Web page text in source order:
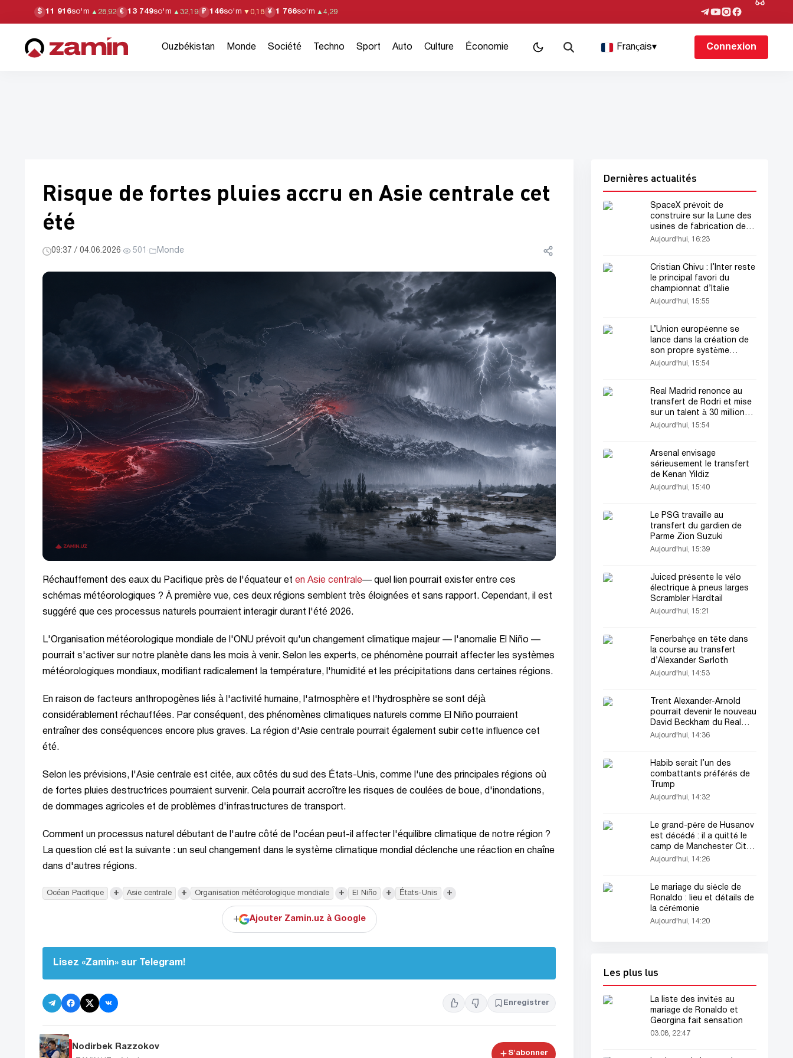
$ 11 916so'm ▲ 28,92 € 13 749so'm ▲ 32,19 ₽ 146so'm ▼ 0,18 ¥ 1 766so'm ▲ 4,29
Ouzbékistan Monde Société Techno Sport Auto Culture Économie Français▾ Connexion
Risque de fortes pluies accru en Asie centrale cet
été
09:37 / 04.06.2026· 501 · Monde
Réchauffement des eaux du Pacifique près de l'équateur et en Asie centrale— quel lien pourrait exister entre ces
schémas météorologiques ? À première vue, ces deux régions semblent très éloignées et sans rapport. Cependant, il est
suggéré que ces processus naturels pourraient interagir durant l'été 2026.
L'Organisation météorologique mondiale de l'ONU prévoit qu'un changement climatique majeur — l'anomalie El Niño —
pourrait s'activer sur notre planète dans les mois à venir. Selon les experts, ce phénomène pourrait affecter les systèmes
météorologiques mondiaux, modifiant radicalement la température, l'humidité et les précipitations dans certaines régions.
En raison de facteurs anthropogènes liés à l'activité humaine, l'atmosphère et l'hydrosphère se sont déjà
considérablement réchauffées. Par conséquent, des phénomènes climatiques naturels comme El Niño pourraient
entraîner des conséquences encore plus graves. La région d'Asie centrale pourrait également subir cette influence cet
été.
Selon les prévisions, l'Asie centrale est citée, aux côtés du sud des États-Unis, comme l'une des principales régions où
de fortes pluies destructrices pourraient survenir. Cela pourrait accroître les risques de coulées de boue, d'inondations,
de dommages agricoles et de problèmes d'infrastructures de transport.
Comment un processus naturel débutant de l'autre côté de l'océan peut-il affecter l'équilibre climatique de notre région ?
La question clé est la suivante : un seul changement dans le système climatique mondial déclenche une réaction en chaîne
dans d'autres régions.
Océan Pacifique + Asie centrale + Organisation météorologique mondiale + El Niño + États-Unis +
+ Ajouter Zamin.uz à Google
Lisez «Zamin» sur Telegram!
Enregistrer
Nodirbek Razzokov
S'abonner
Dernières actualités
SpaceX prévoit de
construire sur la Lune des
usines de fabrication de
satellites
Aujourd'hui, 16:23
Cristian Chivu : l’Inter reste
le principal favori du
championnat d’Italie
Aujourd'hui, 15:55
L’Union européenne se
lance dans la création de
son propre système
Starlink
Aujourd'hui, 15:54
Real Madrid renonce au
transfert de Rodri et mise
sur un talent à 30 millions
d’euros
Aujourd'hui, 15:54
Arsenal envisage
sérieusement le transfert
de Kenan Yildiz
Aujourd'hui, 15:40
Le PSG travaille au
transfert du gardien de
Parme Zion Suzuki
Aujourd'hui, 15:39
Juiced présente le vélo
électrique à pneus larges
Scrambler Hardtail
Aujourd'hui, 15:21
Fenerbahçe en tête dans
la course au transfert
d’Alexander Sørloth
Aujourd'hui, 14:53
Trent Alexander-Arnold
pourrait devenir le nouveau
David Beckham du Real
Madrid
Aujourd'hui, 14:36
Habib serait l’un des
combattants préférés de
Trump
Aujourd'hui, 14:32
Le grand-père de Husanov
est décédé : il a quitté le
camp de Manchester City
(vidéo)
Aujourd'hui, 14:26
Le mariage du siècle de
Ronaldo : lieu et détails de
la cérémonie
Aujourd'hui, 14:20
Les plus lus
La liste des invités au
mariage de Ronaldo et
Georgina fait sensation
03.08, 22:47